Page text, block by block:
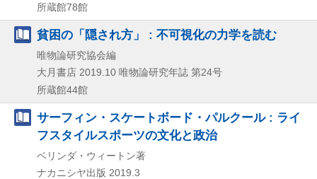
所蔵館78館
貧困の「隠され方」 : 不可視化の力学を読む
唯物論研究協会編
大月書店 2019.10 唯物論研究年誌 第24号
所蔵館44館
サーフィン・スケートボード・パルクール : ライ
フスタイルスポーツの文化と政治
ベリンダ・ウィートン著
ナカニシヤ出版 2019.3